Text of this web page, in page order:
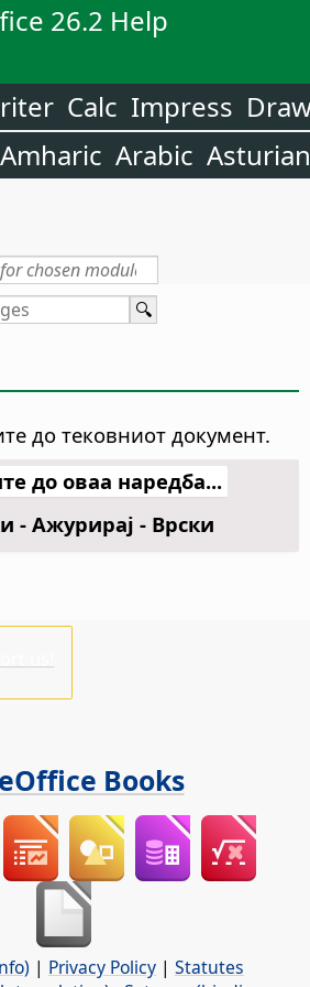
26.2 Help
Calc Impress
Amharic Arabic Asturian
до тековниот документ.
до оваа наредба...
- Ажурирај - Врски
Books
| Privacy Policy | Statutes